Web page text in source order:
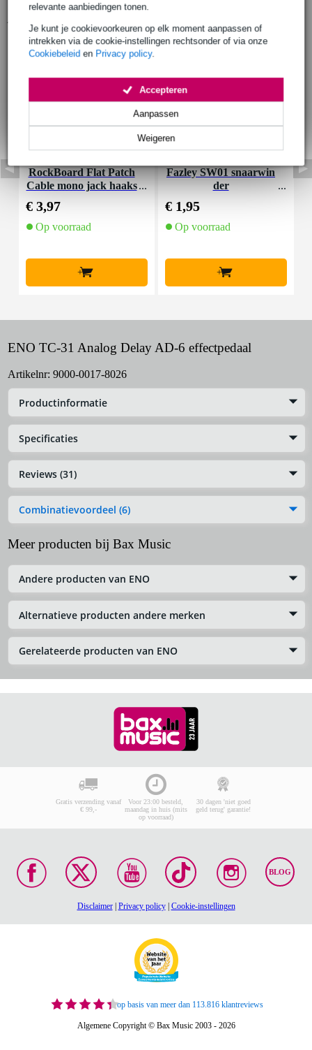
relevante aanbiedingen tonen.
Je kunt je cookievoorkeuren op elk moment aanpassen of
intrekken via de cookie-instellingen rechtsonder of via onze
Cookiebeleid en Privacy policy.
Weigeren
Aanpassen
Accepteren
RockBoard Flat Patch
Cable mono jack haaks
€ 3,97
Op voorraad
+
Fazley SW01 snaarwin
der
€ 1,95
Op voorraad
+
ENO TC-31 Analog Delay AD-6 effectpedaal
Artikelnr: 9000-0017-8026
Productinformatie
Specificaties
Reviews (31)
Combinatievoordeel (6)
Meer producten bij Bax Music
Andere producten van ENO
Alternatieve producten andere merken
Gerelateerde producten van ENO
Gratis verzending vanaf
€ 99,-
Voor 23:00 besteld,
maandag in huis (mits
op voorraad)
30 dagen 'niet goed
geld terug' garantie!
BLOG
Disclaimer| Privacy policy| Cookie-instellingen
op basis van meer dan 113.816 klantreviews
Algemene Copyright © Bax Music 2003 - 2026